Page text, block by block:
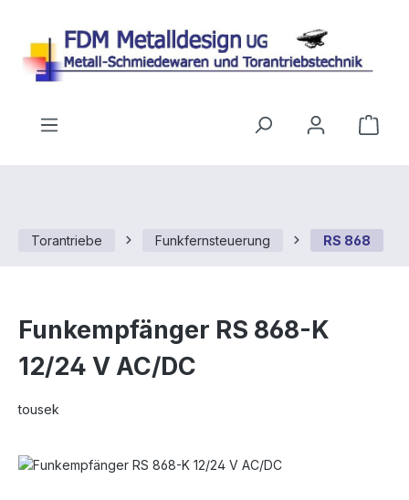
Torantriebe Funkfernsteuerung RS 868
Funkempfänger RS 868-K
12/24 V AC/DC
tousek
Bildergalerie überspringen